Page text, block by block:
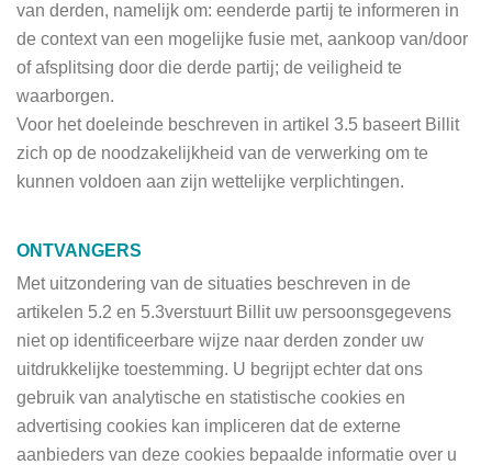
van derden, namelijk om: eenderde partij te informeren in
de context van een mogelijke fusie met, aankoop van/door
of afsplitsing door die derde partij; de veiligheid te
waarborgen.
Voor het doeleinde beschreven in artikel 3.5 baseert Billit
zich op de noodzakelijkheid van de verwerking om te
kunnen voldoen aan zijn wettelijke verplichtingen.
ONTVANGERS
Met uitzondering van de situaties beschreven in de
artikelen 5.2 en 5.3verstuurt Billit uw persoonsgegevens
niet op identificeerbare wijze naar derden zonder uw
uitdrukkelijke toestemming. U begrijpt echter dat ons
gebruik van analytische en statistische cookies en
advertising cookies kan impliceren dat de externe
aanbieders van deze cookies bepaalde informatie over u